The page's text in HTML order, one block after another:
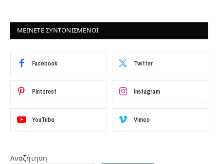
ΜΕΙΝΕΤΕ ΣΥΝΤΟΝΙΣΜΕΝΟΙ
Facebook Twitter
Pinterest Instagram
YouTube Vimeo
Αναζήτηση